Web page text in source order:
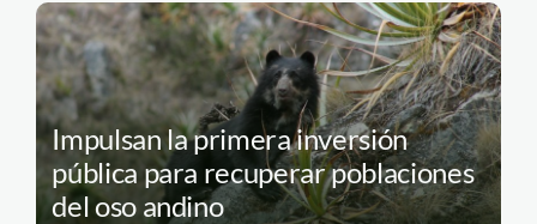
Impulsan la primera inversión
pública para recuperar poblaciones
del oso andino